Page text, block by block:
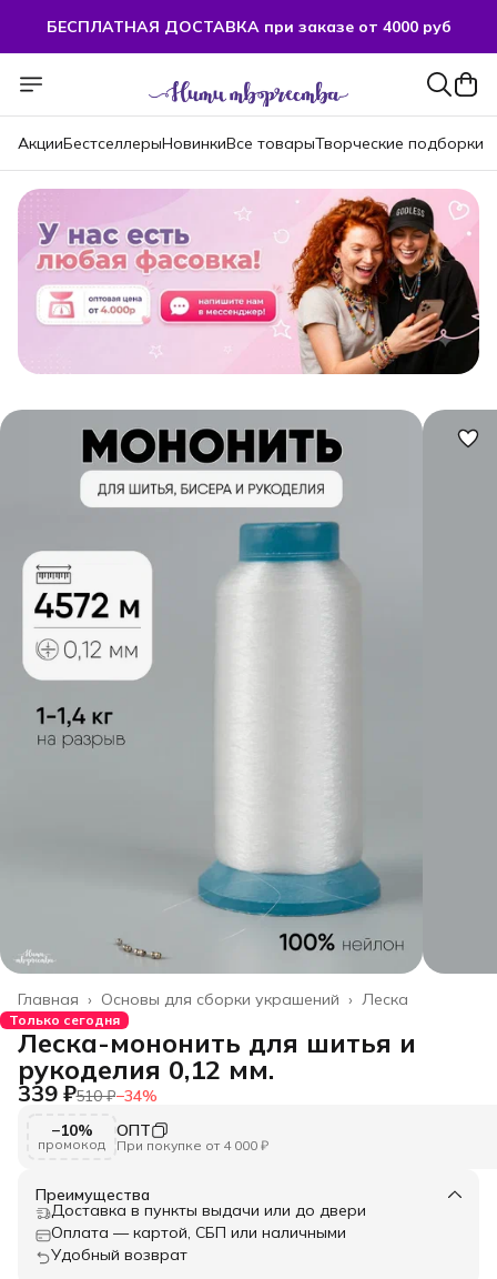
БЕСПЛАТНАЯ ДОСТАВКА при заказе от 4000 руб
БЕСПЛАТНАЯ ДОСТАВКА при заказе от 4000 руб
АкцииБестселлерыНовинкиВсе товарыТворческие подборки
Леска
Основы для сборки украшений ›
Главная ›
Только сегодня
Леска-мононить для шитья и
рукоделия 0,12 мм.
339 ₽510 ₽−34%
−10%
промокод
ОПТ
При покупке от 4 000 ₽
Преимущества
Доставка в пункты выдачи или до двери
Оплата — картой, СБП или наличными
Удобный возврат